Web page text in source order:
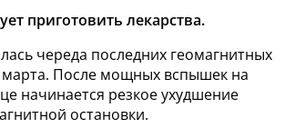
приготовить лекарства.
череда последних геомагнитных
марта. После мощных вспышек на
начинается резкое ухудшение
остановки.